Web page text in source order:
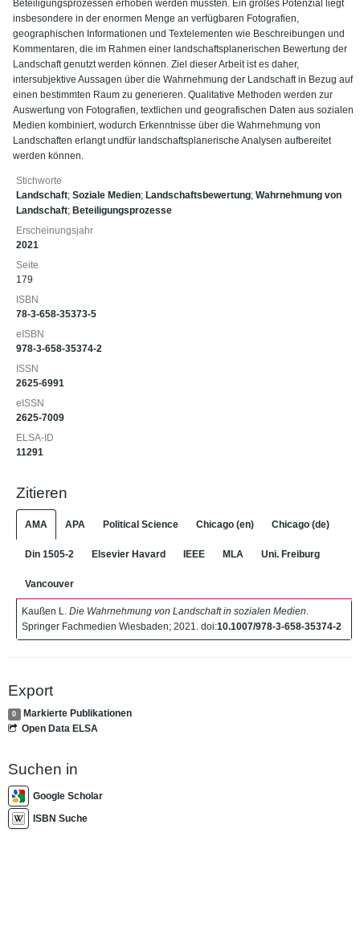
Beteiligungsprozessen erhoben werden mussten. Ein großes Potenzial liegt
insbesondere in der enormen Menge an verfügbaren Fotografien,
geographischen Informationen und Textelementen wie Beschreibungen und
Kommentaren, die im Rahmen einer landschaftsplanerischen Bewertung der
Landschaft genutzt werden können. Ziel dieser Arbeit ist es daher,
intersubjektive Aussagen über die Wahrnehmung der Landschaft in Bezug auf
einen bestimmten Raum zu generieren. Qualitative Methoden werden zur
Auswertung von Fotografien, textlichen und geografischen Daten aus sozialen
Medien kombiniert, wodurch Erkenntnisse über die Wahrnehmung von
Landschaften erlangt undfür landschaftsplanerische Analysen aufbereitet
werden können.
Stichworte
Landschaft; Soziale Medien; Landschaftsbewertung; Wahrnehmung von
Landschaft; Beteiligungsprozesse
Erscheinungsjahr
2021
Seite
179
ISBN
78-3-658-35373-5
eISBN
978-3-658-35374-2
ISSN
2625-6991
eISSN
2625-7009
ELSA-ID
11291
Zitieren
AMA APA Political Science Chicago (en) Chicago (de)
Din 1505-2 Elsevier Havard IEEE MLA Uni. Freiburg
Vancouver
Kaußen L. Die Wahrnehmung von Landschaft in sozialen Medien
Springer Fachmedien Wiesbaden; 2021. doi:10.1007/978-3-658-35374-2
Export
0
Markierte Publikationen
Open Data ELSA
Suchen in
Google Scholar
ISBN Suche